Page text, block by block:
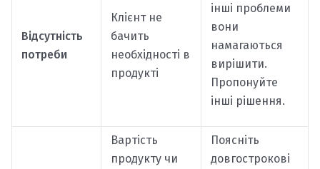
Відсутність
потреби
Клієнт не
бачить
необхідності в
продукті
інші проблеми
вони
намагаються
вирішити.
Пропонуйте
інші рішення.
Вартість
продукту чи
Поясніть
довгострокові